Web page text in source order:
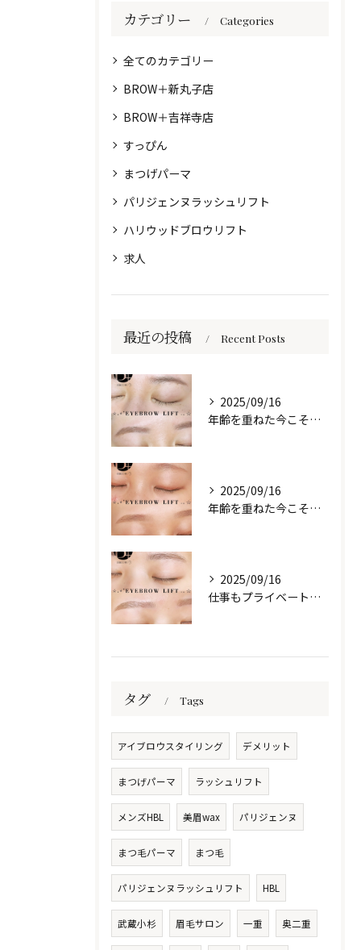
カテゴリー Categories
全てのカテゴリー
BROW＋新丸子店
BROW＋吉祥寺店
すっぴん
まつげパーマ
パリジェンヌラッシュリフト
ハリウッドブロウリフト
求人
最近の投稿 Recent Posts
2025/09/16
年齢を重ねた今こそ、自然な美しさを目元に🌷
2025/09/16
年齢を重ねた今こそ、自然な美しさを目元に🌷
2025/09/16
仕事もプライベートも、自信は“目元”から✨️
タグ Tags
アイブロウスタイリング デメリット
まつげパーマ ラッシュリフト
メンズHBL 美眉wax パリジェンヌ
まつ毛パーマ まつ毛
パリジェンヌラッシュリフト HBL
武蔵小杉 眉毛サロン 一重 奥二重